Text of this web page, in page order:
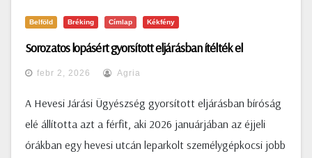
Belföld Bréking Címlap Kékfény
Sorozatos lopásért gyorsított eljárásban ítélték el
febr 2, 2026 Agria
A Hevesi Járási Ügyészség gyorsított eljárásban bíróság
elé állította azt a férfit, aki 2026 januárjában az éjjeli
órákban egy hevesi utcán leparkolt személygépkocsi jobb